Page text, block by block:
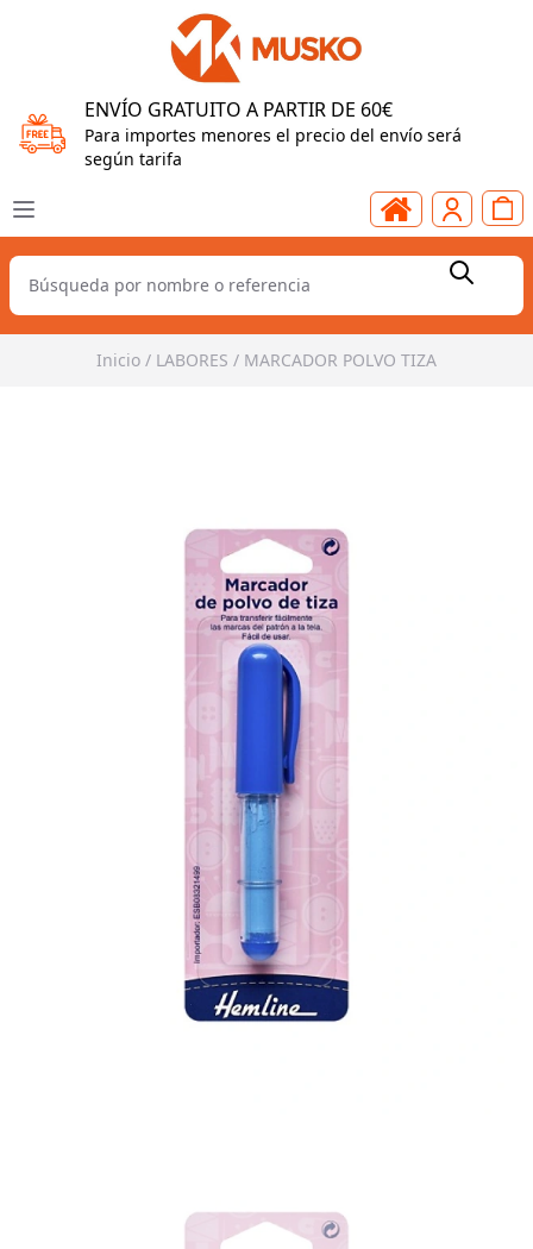
ENVÍO GRATUITO A PARTIR DE 60€
Para importes menores el precio del envío será
según tarifa
Inicio / LABORES / MARCADOR POLVO TIZA